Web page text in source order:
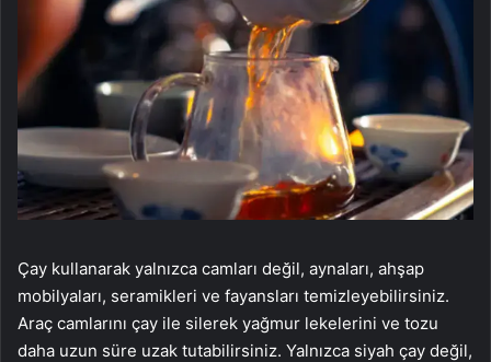
Çay kullanarak yalnızca camları değil, aynaları, ahşap
mobilyaları, seramikleri ve fayansları temizleyebilirsiniz.
Araç camlarını çay ile silerek yağmur lekelerini ve tozu
daha uzun süre uzak tutabilirsiniz. Yalnızca siyah çay değil,